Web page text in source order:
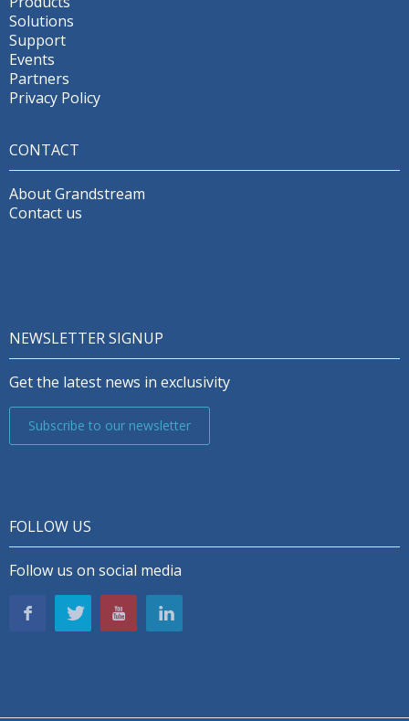
Solutions
Support
Events
Partners
Privacy Policy
CONTACT
About Grandstream
Contact us
NEWSLETTER SIGNUP
Get the latest news in exclusivity
Subscribe to our newsletter
FOLLOW US
Follow us on social media